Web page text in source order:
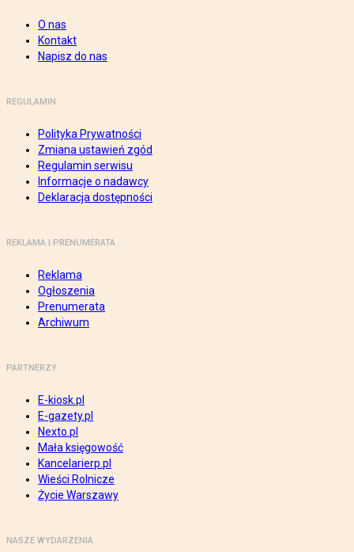
O nas
Kontakt
Napisz do nas
REGULAMIN
Polityka Prywatności
Zmiana ustawień zgód
Regulamin serwisu
Informacje o nadawcy
Deklaracja dostępności
REKLAMA I PRENUMERATA
Reklama
Ogłoszenia
Prenumerata
Archiwum
PARTNERZY
E-kiosk.pl
E-gazety.pl
Nexto.pl
Mała księgowość
Kancelarierp.pl
Wieści Rolnicze
Życie Warszawy
NASZE WYDARZENIA